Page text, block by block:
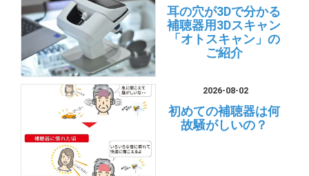
耳の穴が3Dで分かる
補聴器用3Dスキャン
「オトスキャン」の
ご紹介
2026-08-02
初めての補聴器は何
故騒がしいの？